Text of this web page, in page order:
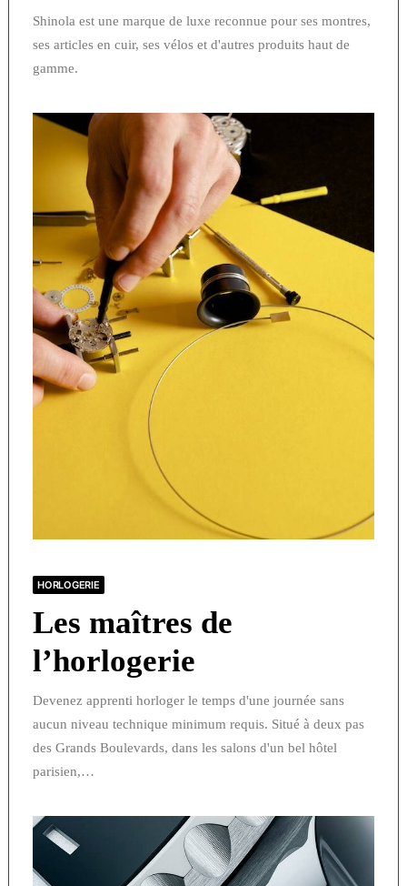
Shinola est une marque de luxe reconnue pour ses montres,
ses articles en cuir, ses vélos et d'autres produits haut de
gamme.
HORLOGERIE
Les maîtres de
l’horlogerie
Devenez apprenti horloger le temps d'une journée sans
aucun niveau technique minimum requis. Situé à deux pas
des Grands Boulevards, dans les salons d'un bel hôtel
parisien,…